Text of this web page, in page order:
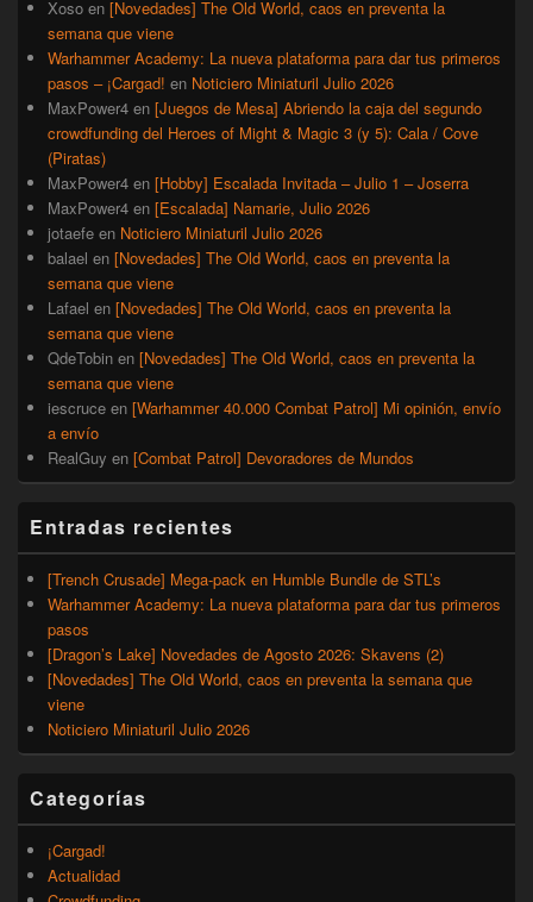
Xoso en [Novedades] The Old World, caos en preventa la
semana que viene
Warhammer Academy: La nueva plataforma para dar tus primeros
pasos – ¡Cargad! en Noticiero Miniaturil Julio 2026
MaxPower4 en [Juegos de Mesa] Abriendo la caja del segundo
crowdfunding del Heroes of Might & Magic 3 (y 5): Cala / Cove
(Piratas)
MaxPower4 en [Hobby] Escalada Invitada – Julio 1 – Joserra
MaxPower4 en [Escalada] Namarie, Julio 2026
jotaefe en Noticiero Miniaturil Julio 2026
balael en [Novedades] The Old World, caos en preventa la
semana que viene
Lafael en [Novedades] The Old World, caos en preventa la
semana que viene
QdeTobin en [Novedades] The Old World, caos en preventa la
semana que viene
iescruce en [Warhammer 40.000 Combat Patrol] Mi opinión, envío
a envío
RealGuy en [Combat Patrol] Devoradores de Mundos
Entradas recientes
[Trench Crusade] Mega-pack en Humble Bundle de STL’s
Warhammer Academy: La nueva plataforma para dar tus primeros
pasos
[Dragon’s Lake] Novedades de Agosto 2026: Skavens (2)
[Novedades] The Old World, caos en preventa la semana que
viene
Noticiero Miniaturil Julio 2026
Categorías
¡Cargad!
Actualidad